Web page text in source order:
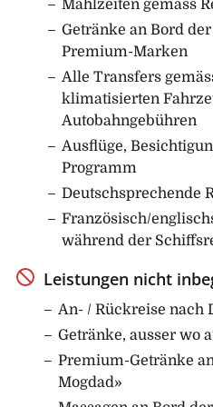
gehen. Übernachtung wie
F/M/A)
5. Tag: Palmarin - Touba -
Heute geht die Fahrt weiter
Lompoul. Unterwegs haben
Möglichkeit, die Peuhls-
beobachten, wenn sie ihre
zusammentreiben. Die
weiter in die heilige Stadt
Moschee sehen werden.
Fahrt weiter in die Wüste
Übernachtung in Lompoul.
6. Tag: Lompoul - Langue
Am Vormittag
durch Sanddünen. Nach
Restaurant der Lodge
Mahlzeiten gemäss
Getränke an Bord
Premium-Marken
Alle Transfers
klimatisierten
Autobahngebühren
Ausflüge,
Programm
Deutschsprechende
Französisch/
während der
Leistungen nicht
An- / Rückreise nach
Getränke, ausser wo
Premium-Getränke
Mogdad»